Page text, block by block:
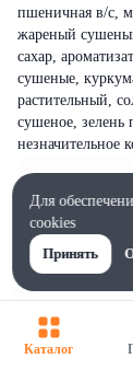
пшеничная в/с,
жареный
сахар,
сушеные,
растительный,
сушеное, зелень
незначительное
Каталог
Для
cookies
Принять